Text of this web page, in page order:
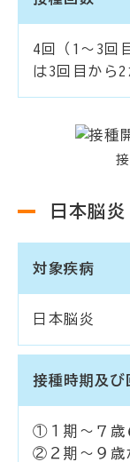
4回（1～3回
は3回目から
日本脳炎
対象疾病
日本脳炎
接種時期及び
①１期～７歳
②２期～９歳